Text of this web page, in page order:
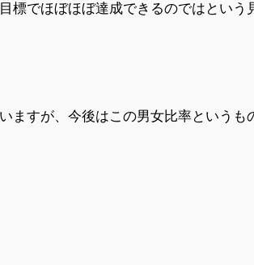
標でほぼほぼ達成できるのではという
ますが、今後はこの男女比率というも